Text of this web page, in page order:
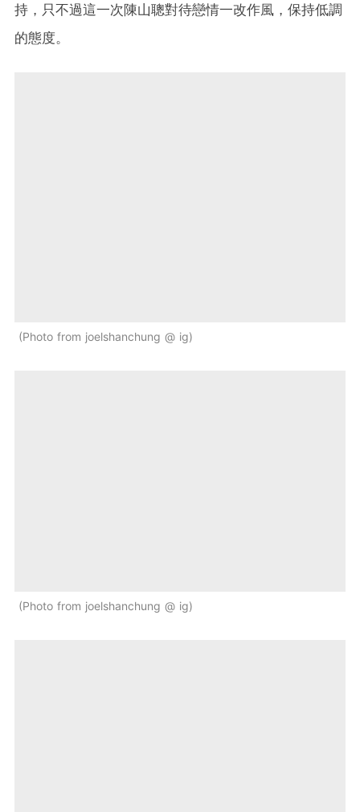
持，只不過這一次陳山聰對待戀情一改作風，保持低調
的態度。
Photo from joelshanchung @ ig
Photo from joelshanchung @ ig